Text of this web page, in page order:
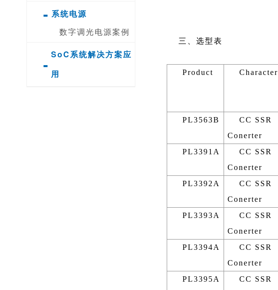
- 系统电源
数字调光电源案例
- SoC系统解决方案应
用
三、选型表
Product Character
PL3563B
CC SSR
Conerter
PL3391A
CC SSR
Conerter
PL3392A
CC SSR
Conerter
PL3393A
CC SSR
Conerter
PL3394A
CC SSR
Conerter
PL3395A
CC SSR